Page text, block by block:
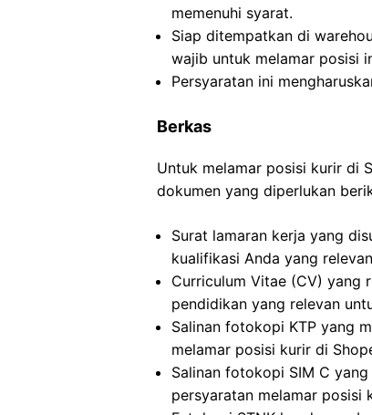
memenuhi syarat.
Siap ditempatkan di
wajib untuk melamar posisi
Persyaratan ini
Berkas
Untuk melamar posisi kurir di
dokumen yang diperlukan
Surat lamaran kerja yang
kualifikasi Anda yang
Curriculum Vitae (CV) yang
pendidikan yang relevan
Salinan fotokopi KTP yang
melamar posisi kurir di
Salinan fotokopi SIM C
persyaratan melamar posisi